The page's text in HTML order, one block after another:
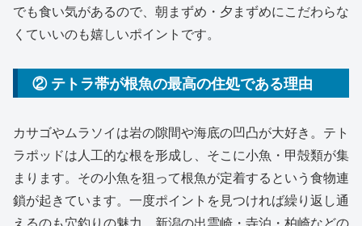
でも食い気があるので、朝まずめ・夕まずめにこだわらな
くていいのも嬉しいポイントです。
② テトラ帯が根魚の最高の住処である理由
カサゴやムラソイは岩の隙間や海底の凹凸が大好き。テト
ラポッドは人工的な根を形成し、そこに小魚・甲殻類が集
まります。その小魚を狙って根魚が定着するという食物連
鎖が起きています。一度ポイントを見つければ繰り返し通